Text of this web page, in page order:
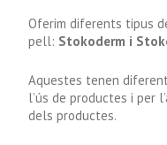
Oferim diferents tipus
pell: Stokoderm i
Aquestes tenen
l’ús de productes i per
dels productes.